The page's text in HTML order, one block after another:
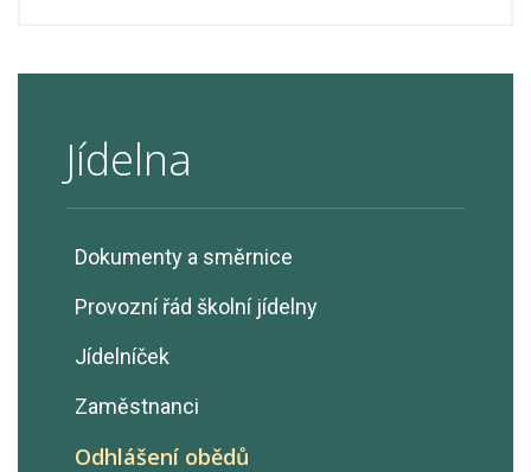
Jídelna
Dokumenty a směrnice
Provozní řád školní jídelny
Jídelníček
Zaměstnanci
Odhlášení obědů